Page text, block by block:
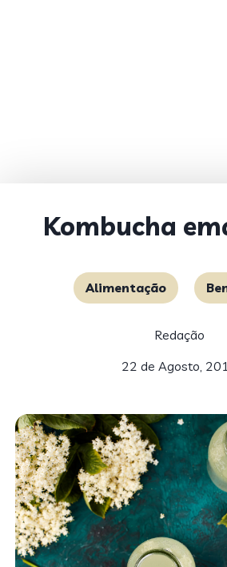
Kombucha
Alimentação
Redação
22 de Agosto,